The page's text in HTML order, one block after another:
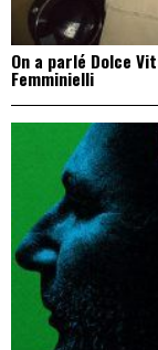
On a parlé Dolce
Femminielli